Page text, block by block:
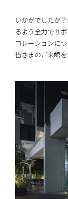
いかがでしたか
るよう全力でサ
コレーションに
皆さまのご来館を